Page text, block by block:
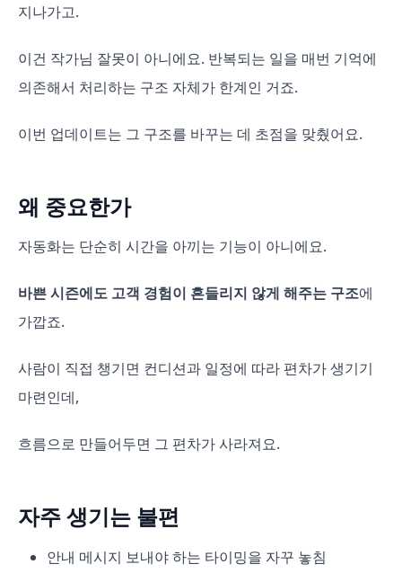
지나가고.
이건 작가님 잘못이 아니에요. 반복되는 일을 매번 기억에
의존해서 처리하는 구조 자체가 한계인 거죠.
이번 업데이트는 그 구조를 바꾸는 데 초점을 맞췄어요.
왜 중요한가
자동화는 단순히 시간을 아끼는 기능이 아니에요.
바쁜 시즌에도 고객 경험이 흔들리지 않게 해주는 구조에
가깝죠.
사람이 직접 챙기면 컨디션과 일정에 따라 편차가 생기기
마련인데,
흐름으로 만들어두면 그 편차가 사라져요.
자주 생기는 불편
안내 메시지 보내야 하는 타이밍을 자꾸 놓침